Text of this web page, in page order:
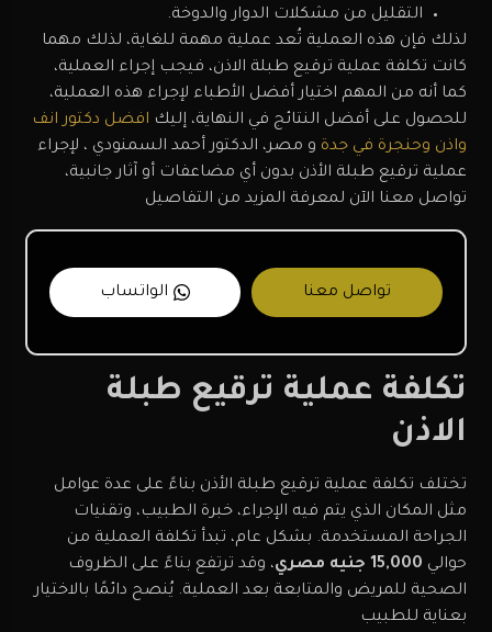
التقليل من مشكلات الدوار والدوخة.
لذلك فإن هذه العملية تُعد عملية مهمة للغاية، لذلك مهما
كانت تكلفة عملية ترقيع طبلة الاذن، فيجب إجراء العملية،
كما أنه من المهم اختيار أفضل الأطباء لإجراء هذه العملية،
للحصول على أفضل النتائج في النهاية، إليك افضل دكتور انف
واذن وحنجرة في جدة و مصر، الدكتور أحمد السمنودي ، لإجراء
عملية ترقيع طبلة الأذن بدون أي مضاعفات أو آثار جانبية،
تواصل معنا الآن لمعرفة المزيد من التفاصيل
تواصل معنا الواتساب
تكلفة عملية ترقيع طبلة
الاذن
تختلف تكلفة عملية ترقيع طبلة الأذن بناءً على عدة عوامل
مثل المكان الذي يتم فيه الإجراء، خبرة الطبيب، وتقنيات
الجراحة المستخدمة. بشكل عام، تبدأ تكلفة العملية من
حوالي 15,000 جنيه مصري
، وقد ترتفع بناءً على الظروف
الصحية للمريض والمتابعة بعد العملية. يُنصح دائمًا بالاختيار
بعناية للطبيب